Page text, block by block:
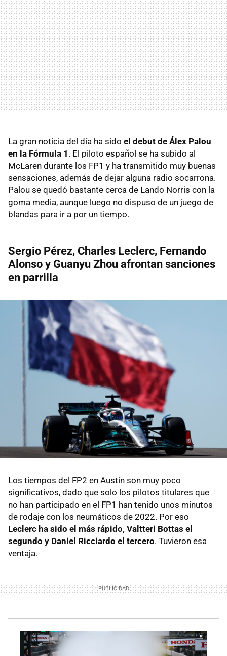
La gran noticia del día ha sido el debut de Álex Palou
en la Fórmula 1 . El piloto español se ha subido al
McLaren durante los FP1 y ha transmitido muy buenas
sensaciones, además de dejar alguna radio socarrona.
Palou se quedó bastante cerca de Lando Norris con la
goma media, aunque luego no dispuso de un juego de
blandas para ir a por un tiempo.
Sergio Pérez, Charles Leclerc, Fernando
Alonso y Guanyu Zhou afrontan sanciones
en parrilla
Los tiempos del FP2 en Austin son muy poco
significativos, dado que solo los pilotos titulares que
no han participado en el FP1 han tenido unos minutos
de rodaje con los neumáticos de 2022. Por eso
Leclerc ha sido el más rápido, Valtteri Bottas el
segundo y Daniel Ricciardo el tercero. Tuvieron esa
ventaja.